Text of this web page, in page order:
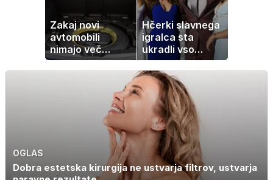
Zakaj novi
avtomobili
nimajo več
rezervne gume?
Hčerki slavnega
igralca sta
ukradli vso
pozornost
OGLAS
Dobra estetska kirurgija ne ustvarja filtrov, ustvarja